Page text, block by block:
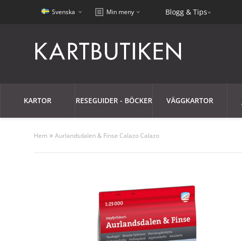
Svenska Min meny Blogg & Tips
KARTOR RESEGUIDER - BÖCKER VÄGGKARTOR
Hem »Aurlandsdalen & Finse Calazo Calazo